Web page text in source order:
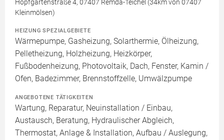
Hopfgartenstraße 4, 07407 Remda-Teichel (34km von 07407
Kleinmölsen)
HEIZUNG SPEZIALGEBIETE
Wärmepumpe, Gasheizung, Solarthermie, Ölheizung,
Pelletheizung, Holzheizung, Heizkörper,
Fußbodenheizung, Photovoltaik, Dach, Fenster, Kamin /
Ofen, Badezimmer, Brennstoffzelle, Umwälzpumpe
ANGEBOTENE TÄTIGKEITEN
Wartung, Reparatur, Neuinstallation / Einbau,
Austausch, Beratung, Hydraulischer Abgleich,
Thermostat, Anlage & Installation, Aufbau / Auslegung,